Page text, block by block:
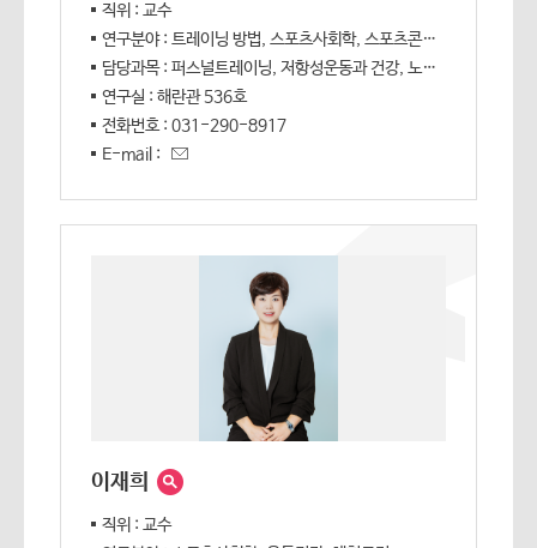
직위 : 교수
연구분야 : 트레이닝 방법, 스포츠사회학, 스포츠콘텐츠
담당과목 : 퍼스널트레이닝, 저항성운동과 건강, 노화와 건강, 응급처치강사
연구실 : 해란관 536호
전화번호 : 031-290-8917
E-mail :
이재희
직위 : 교수